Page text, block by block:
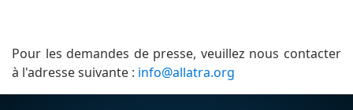
Pour les demandes de presse, veuillez nous contacter
à l'adresse suivante : info@allatra.org